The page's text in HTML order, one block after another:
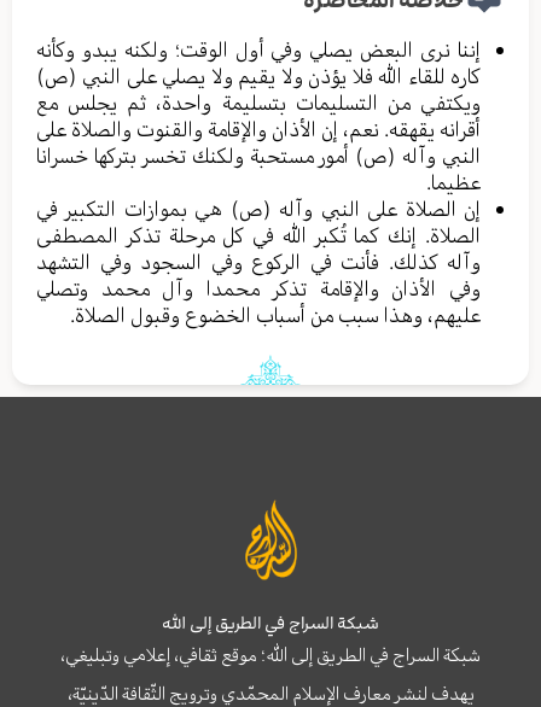
إننا نرى البعض يصلي وفي أول الوقت؛ ولكنه يبدو وكأنه
كاره للقاء الله فلا يؤذن ولا يقيم ولا يصلي على النبي (ص)
ويكتفي من التسليمات بتسليمة واحدة، ثم يجلس مع
أقرانه يقهقه. نعم، إن الأذان والإقامة والقنوت والصلاة على
النبي وآله (ص) أمور مستحبة ولكنك تخسر بتركها خسرانا
عظيما.
إن الصلاة على النبي وآله (ص) هي بموازات التكبير في
الصلاة. إنك كما تُكبر الله في كل مرحلة تذكر المصطفى
وآله كذلك. فأنت في الركوع وفي السجود وفي التشهد
وفي الأذان والإقامة تذكر محمدا وآل محمد وتصلي
عليهم، وهذا سبب من أسباب الخضوع وقبول الصلاة.
شبكة السراج في الطريق إلى الله
شبكة السراج في الطريق إلى الله؛ موقع ثقافي، إعلامي وتبليغي،
يهدف لنشر معارف الإسلام المحمّدي وترويج الثّقافة الدّينيّة،